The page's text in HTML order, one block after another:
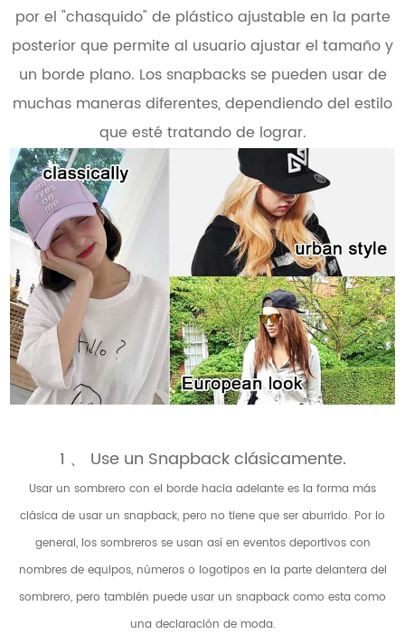
por el "chasquido" de plástico ajustable en la parte
posterior que permite al usuario ajustar el tamaño y
un borde plano. Los snapbacks se pueden usar de
muchas maneras diferentes, dependiendo del estilo
que esté tratando de lograr.
1 、 Use un Snapback clásicamente.
Usar un sombrero con el borde hacia adelante es la forma más
clásica de usar un snapback, pero no tiene que ser aburrido. Por lo
general, los sombreros se usan así en eventos deportivos con
nombres de equipos, números o logotipos en la parte delantera del
sombrero, pero también puede usar un snapback como esta como
una declaración de moda.